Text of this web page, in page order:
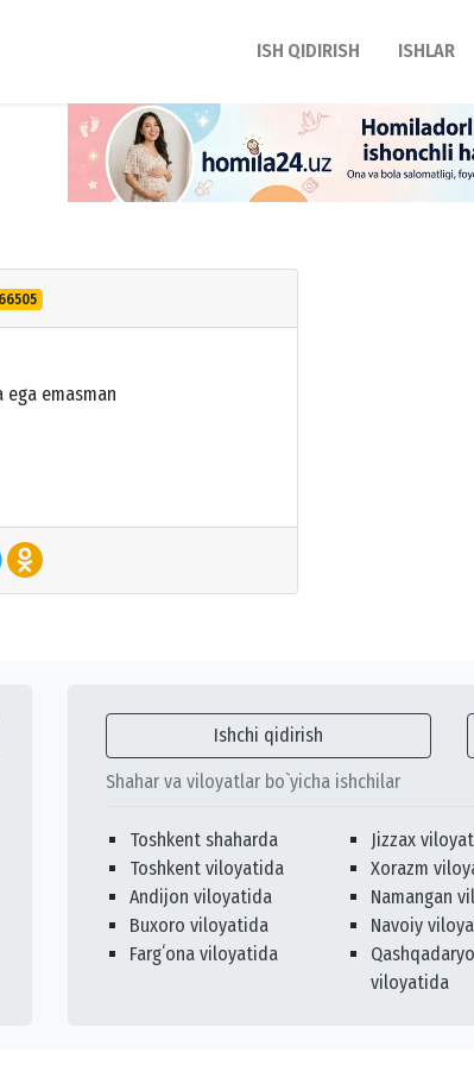
ISH QIDIRISH ISHLAR
ega emasman
Ishchi qidirish
Shahar va viloyatlar bo`yicha ishchilar
Toshkent shaharda
Toshkent viloyatida
Andijon viloyatida
Buxoro viloyatida
Fargʻona viloyatida
Jizzax
Xorazm
Namangan
Navoiy
Qashqadaryo
viloyatida